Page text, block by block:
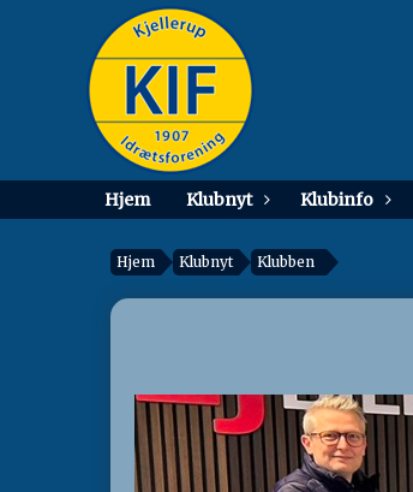
Hjem Klubnyt Klubinfo
Hjem Klubnyt Klubben